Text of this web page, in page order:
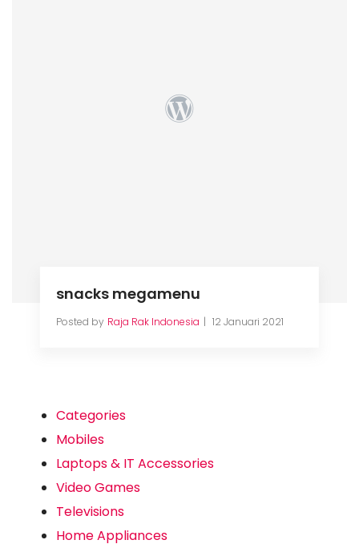
snacks megamenu
Posted by Raja Rak Indonesia 12 Januari 2021
Categories
Mobiles
Laptops & IT Accessories
Video Games
Televisions
Home Appliances